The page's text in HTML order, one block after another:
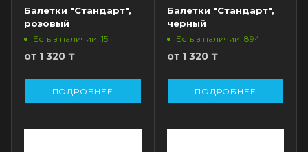
Балетки "Стандарт",
розовый
Есть в наличии: 15
от 1 320 ₸
ПОДРОБНЕЕ
Балетки "Стандарт",
черный
Есть в наличии: 894
от 1 320 ₸
ПОДРОБНЕЕ